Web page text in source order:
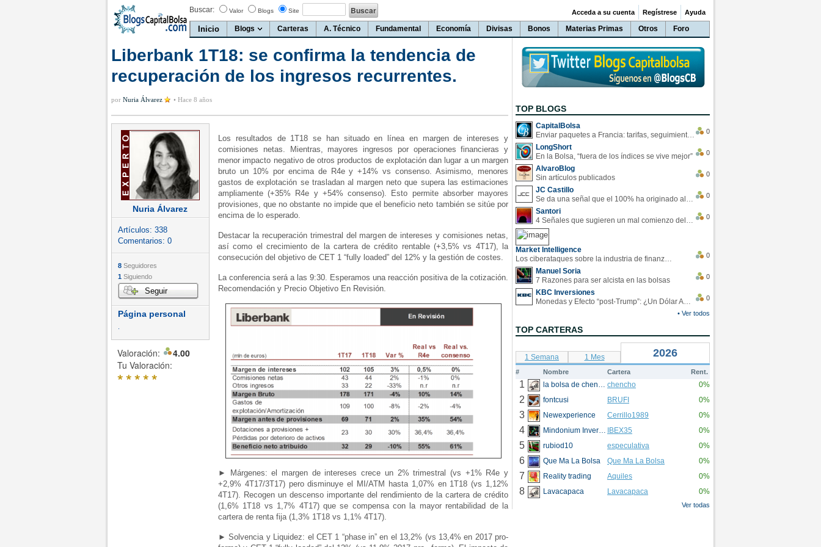
Buscar: Valor Blogs Site
Inicio Blogs Carteras A. Técnico Fundamental Economía Divisas Bonos Materias Primas Otros Foro
Acceda a su cuenta Regístrese Ayuda
Liberbank 1T18: se confirma la tendencia de
recuperación de los ingresos recurrentes.
por Nuria Álvarez • Hace 8 años
Nuria Álvarez
Artículos: 338
Comentarios: 0
8 Seguidores
1 Siguiendo
Seguir
Página personal
Valoración:
4.00
Tu Valoración:
*****
Los resultados de 1T18 se han situado en línea en margen de intereses y
comisiones netas. Mientras, mayores ingresos por operaciones financieras y
menor impacto negativo de otros productos de explotación dan lugar a un margen
bruto un 10% por encima de R4e y +14% vs consenso. Asimismo, menores
gastos de explotación se trasladan al margen neto que supera las estimaciones
ampliamente (+35% R4e y +54% consenso). Esto permite absorber mayores
provisiones, que no obstante no impide que el beneficio neto también se sitúe por
encima de lo esperado.
Destacar la recuperación trimestral del margen de intereses y comisiones netas,
así como el crecimiento de la cartera de crédito rentable (+3,5% vs 4T17), la
consecución del objetivo de CET 1 “fully loaded” del 12% y la gestión de costes.
La conferencia será a las 9:30. Esperamos una reacción positiva de la cotización.
Recomendación y Precio Objetivo En Revisión.
► Márgenes: el margen de intereses crece un 2% trimestral (vs +1% R4e y
+2,9% 4T17/3T17) pero disminuye el MI/ATM hasta 1,07% en 1T18 (vs 1,12%
4T17). Recogen un descenso importante del rendimiento de la cartera de crédito
(1,6% 1T18 vs 1,7% 4T17) que se compensa con la mayor rentabilidad de la
cartera de renta fija (1,3% 1T18 vs 1,1% 4T17).
► Solvencia y Liquidez: el CET 1 “phase in” en el 13,2% (vs 13,4% en 2017 pro-
TOP BLOGS
CapitalBolsa
Enviar paquetes a Francia: tarifas, seguimiento y ventajas destacadas
0
LongShort
En la Bolsa, “fuera de los índices se vive mejor”
0
AlvaroBlog
Sin artículos publicados
0
JC Castillo
Se da una señal que el 100% ha originado alzas en las bolsas
0
Santori
4 Señales que sugieren un mal comienzo del 3T de la economía EEUU
0
Market Intelligence
Los ciberataques sobre la industria de finanzas se han duplicado este año
0
Manuel Soria
7 Razones para ser alcista en las bolsas
0
KBC Inversiones
Monedas y Efecto “post-Trump”: ¿Un Dólar Americano operando en rangos?
0
• Ver todos
TOP CARTERAS
1 Semana 1 Mes 2026
# Nombre Cartera Rent.
1 la bolsa de chencho chencho 0%
2 fontcusi BRUFI 0%
3 Newexperience Cerrillo1989 0%
4 Mindonium Inversions IBEX35 0%
5 rubiod10 especulativa 0%
6 Que Ma La Bolsa Que Ma La Bolsa 0%
7 Reality trading Aquiles 0%
8 Lavacapaca Lavacapaca 0%
Ver todas